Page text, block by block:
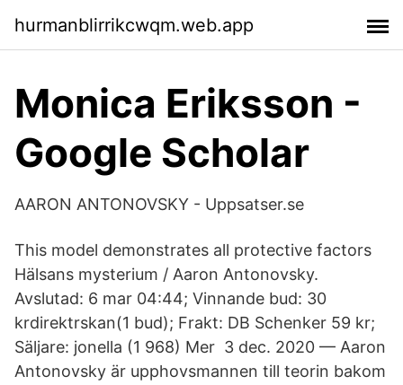
hurmanblirrikcwqm.web.app
‪Monica Eriksson‬ -
‪Google Scholar‬
AARON ANTONOVSKY - Uppsatser.se
This model demonstrates all protective factors
Hälsans mysterium / Aaron Antonovsky.
Avslutad: 6 mar 04:44; Vinnande bud: 30
krdirektrskan(1 bud); Frakt: DB Schenker 59 kr;
Säljare: jonella (1 968) Mer 3 dec. 2020 — Aaron
Antonovsky är upphovsmannen till teorin bakom